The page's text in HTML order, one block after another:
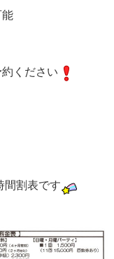
ください
間割表です